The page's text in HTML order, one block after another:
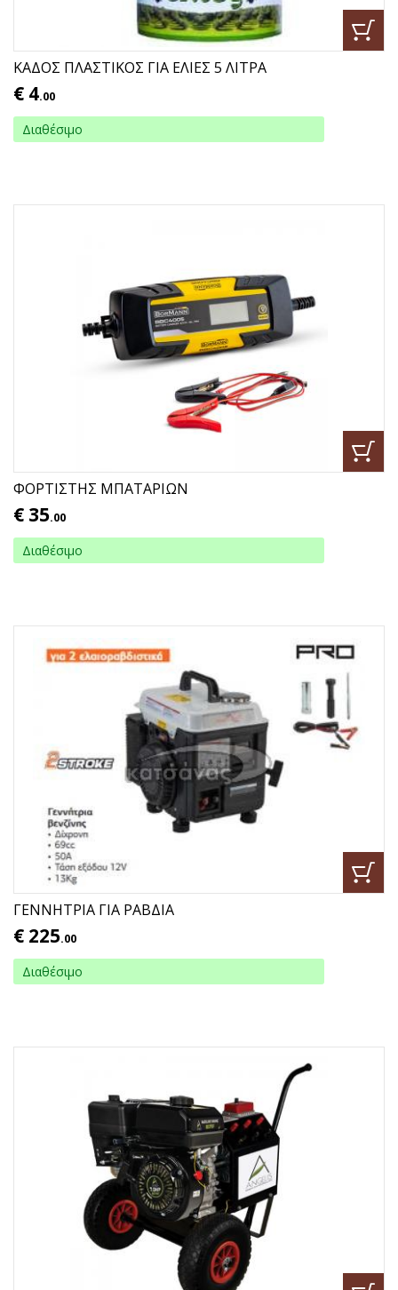
ΚΑΔΟΣ ΠΛΑΣΤΙΚΟΣ ΓΙΑ ΕΛΙΕΣ 5 ΛΙΤΡΑ
€ 4.00
Διαθέσιμο
ΦΟΡΤΙΣΤΗΣ ΜΠΑΤΑΡΙΩΝ
€ 35.00
Διαθέσιμο
ΓΕΝΝΗΤΡΙΑ ΓΙΑ ΡΑΒΔΙΑ
€ 225.00
Διαθέσιμο